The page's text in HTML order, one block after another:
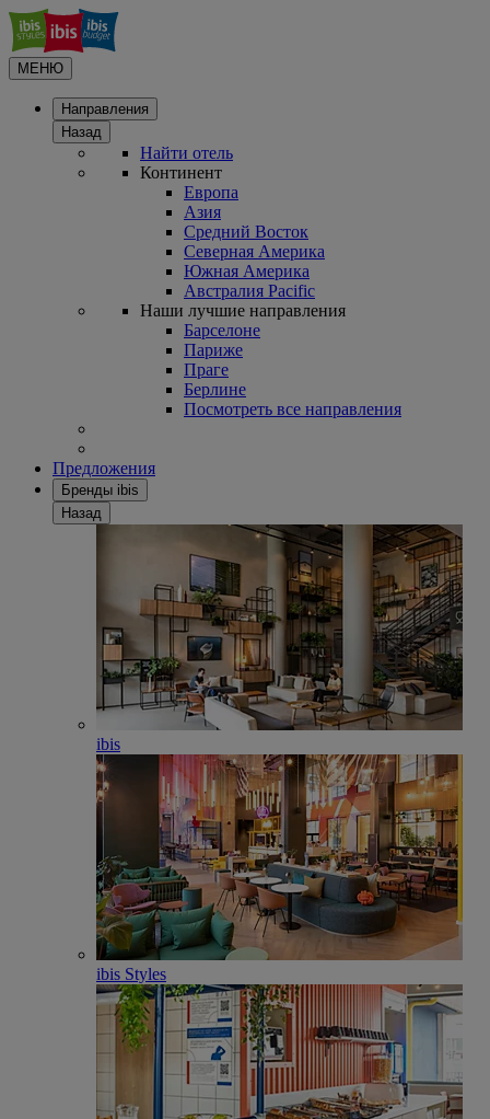
МЕНЮ
Направления
Назад
Найти отель
Континент
Европа
Азия
Средний Восток
Северная Америка
Южная Америка
Австралия Pacific
Наши лучшие направления
Барселоне
Париже
Праге
Берлине
Посмотреть все направления
Предложения
Бренды ibis
Назад
ibis
ibis Styles